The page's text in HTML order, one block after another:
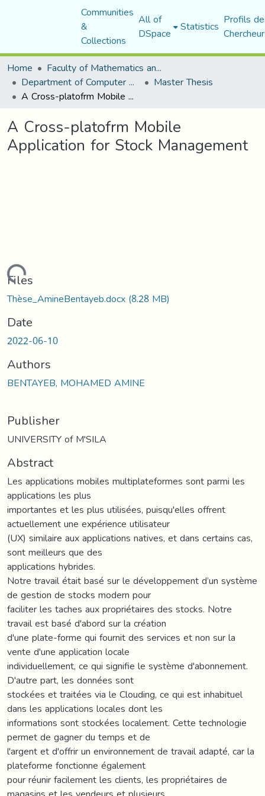
Communities
&
Collections
All of
DSpace Statistics Profils
Home
Faculty of Mathematics and Computer Science
Department of Computer Science Master Thesis
A Cross-platofrm Mobile Application for Stock Management
A Cross-platofrm Mobile
Application for Stock Management
Files
Thèse_AmineBentayeb.docx(8.28 MB)
Date
2022-06-10
Authors
BENTAYEB, MOHAMED AMINE
Publisher
UNIVERSITY of M'SILA
Abstract
Les applications mobiles multiplateformes sont parmi les
applications les plus
importantes et les plus utilisées, puisqu'elles offrent
actuellement une expérience utilisateur
(UX) similaire aux applications natives, et dans certains cas,
sont meilleurs que des
applications hybrides.
Notre travail était basé sur le développement d’un système
de gestion de stocks modern pour
faciliter les taches aux propriétaires des stocks. Notre
travail est basé d'abord sur la création
d'une plate-forme qui fournit des services et non sur la
vente d'une application locale
individuellement, ce qui signifie le système d'abonnement.
D'autre part, les données sont
stockées et traitées via le Clouding, ce qui est inhabituel
dans les applications locales dont les
informations sont stockées localement. Cette technologie
permet de gagner du temps et de
l'argent et d'offrir un environnement de travail adapté, car la
plateforme fonctionne également
pour réunir facilement les clients, les propriétaires de